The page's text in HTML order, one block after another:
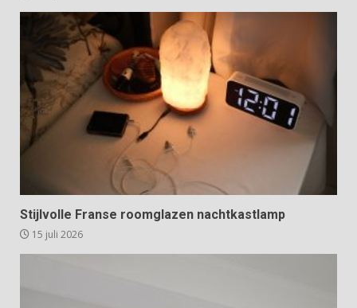
Stijlvolle Franse roomglazen nachtkastlamp
15 juli 2026